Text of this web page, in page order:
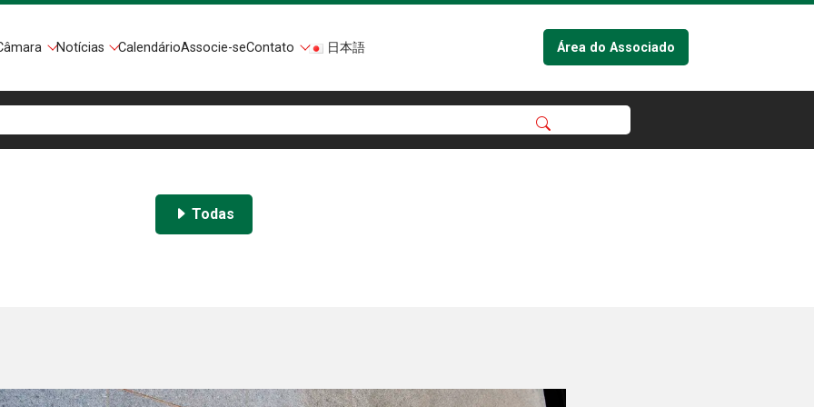
Notícias CalendárioAssocie-seContato 日本語 Área do Associado
Todas